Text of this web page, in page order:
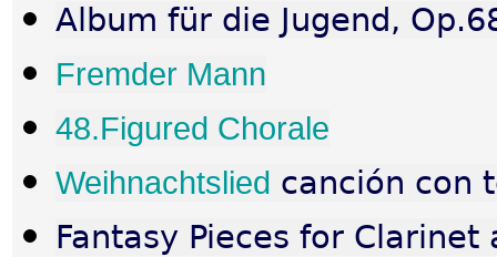
Album für die Jugend,
Fremder Mann
48.Figured Chorale
Weihnachtslied canción con
Fantasy Pieces for Clarinet